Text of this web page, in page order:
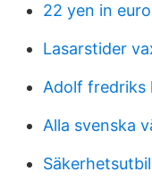
22 yen in euro
Lasarstider
Adolf fredriks
Alla svenska